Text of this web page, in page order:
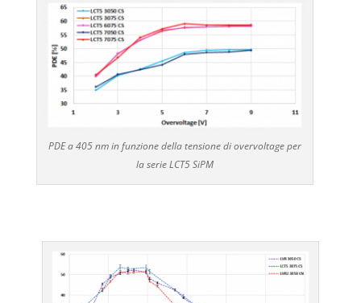
PDE a 405 nm in funzione della tensione di overvoltage per
la serie LCT5 SiPM